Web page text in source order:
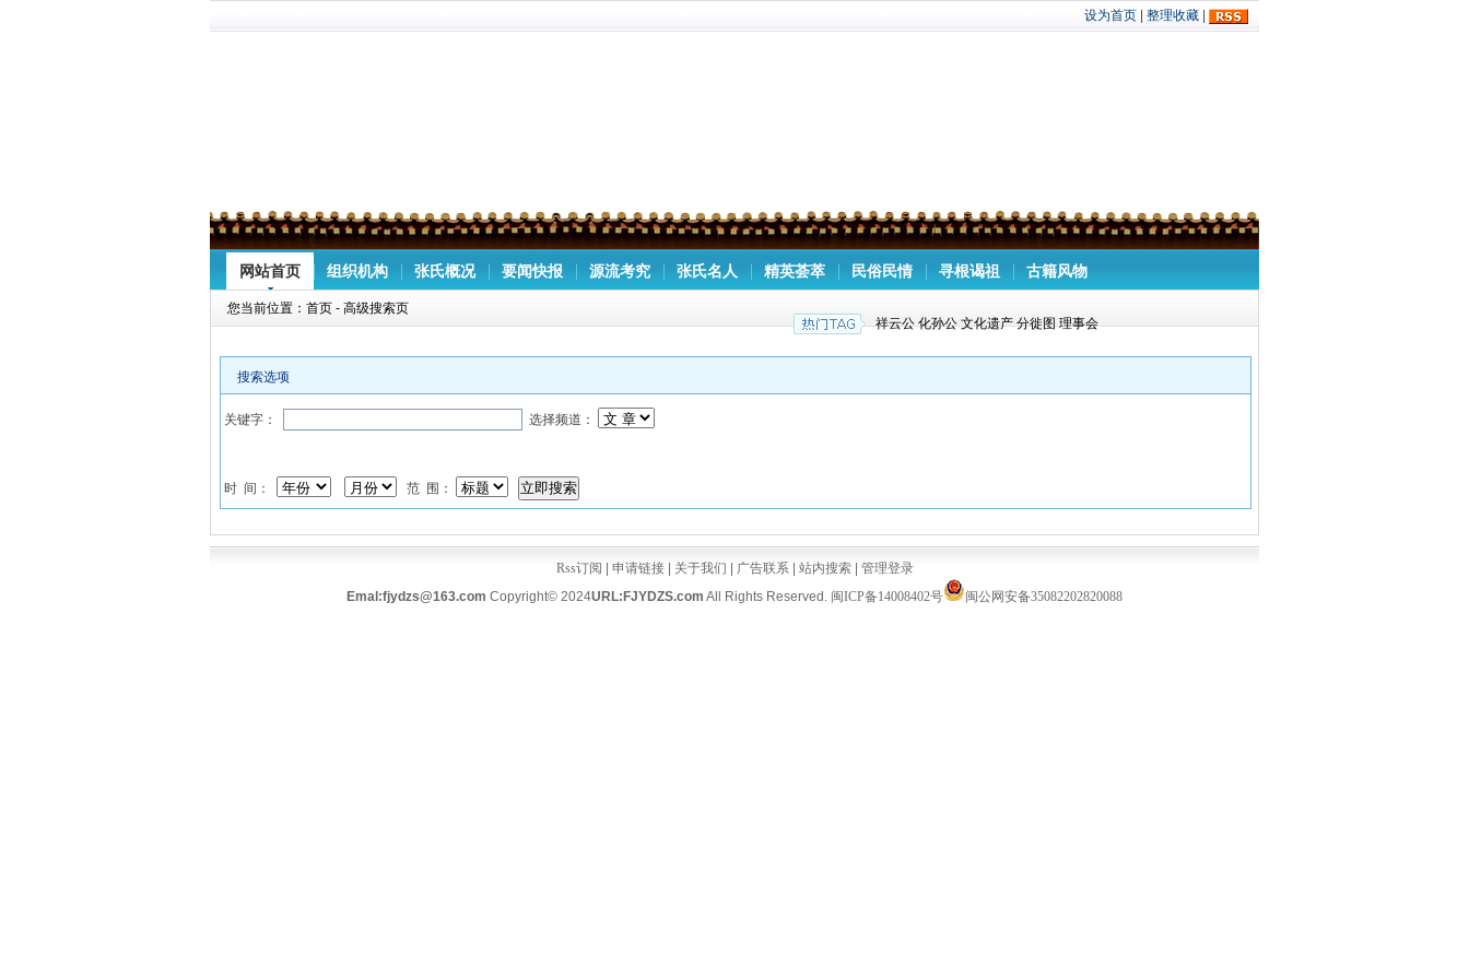
设为首页 整理收藏
网站首页 组织机构 张氏概况 要闻快报 源流考究 张氏名人 精英荟萃 民俗民情 寻根谒祖 古籍风物
您当前位置： 首页 - 高级搜索页
祥云公 化孙公 文化遗产 分徙图 理事会
搜索选项
关键字： 选择频道：
时 间： 范 围：
Rss订阅 申请链接| 关于我们 广告联系| 站内搜索| 管理登录
Emal:fjydzs@163.com Copyright© 2024URL:FJYDZS.com All Rights Reserved. 闽ICP备14008402号 闽公网安备35082202820088